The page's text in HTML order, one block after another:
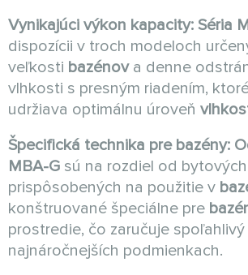
Vynikajúci výkon kapacity: Séria
dispozícii v troch modeloch
veľkosti bazénova denne
vlhkosti s presným riadením,
udržiava optimálnu úroveň
Špecifická technika pre bazény:
MBA-G sú na rozdiel od
prispôsobených na použitie v
konštruované špeciálne pre
prostredie, čo zaručuje
najnáročnejších podmienkach.